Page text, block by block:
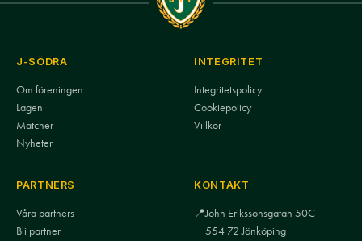
J-SÖDRA
Om föreningen
Lagen
Matcher
Nyheter
INTEGRITET
Integritetspolicy
Cookiepolicy
Villkor
PARTNERS
Våra partners
Bli partner
KONTAKT
📍John Erikssonsgatan 50C
554 72 Jönköping